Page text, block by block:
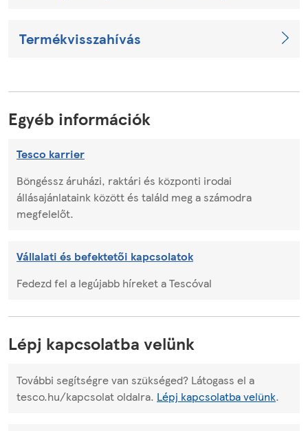
Termékvisszahívás
Egyéb információk
Tesco karrier
Böngéssz áruházi, raktári és központi irodai
állásajánlataink között és találd meg a számodra
megfelelőt.
Vállalati és befektetői kapcsolatok
Fedezd fel a legújabb híreket a Tescóval
Lépj kapcsolatba velünk
További segítségre van szükséged? Látogass el a
tesco.hu/kapcsolat oldalra. Lépj kapcsolatba velünk.